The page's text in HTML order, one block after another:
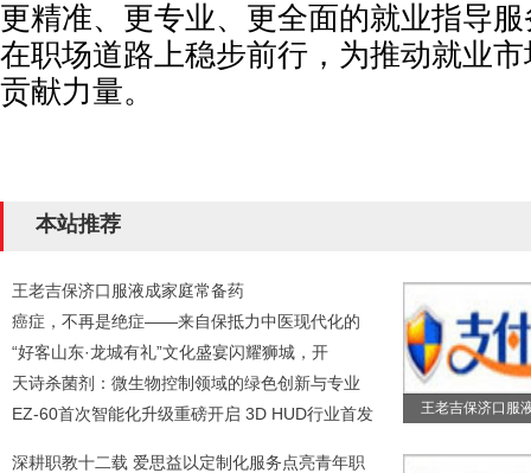
更精准、更专业、更全面的就业指导
在职场道路上稳步前行，为推动就业
贡献力量。
本站推荐
王老吉保济口服液成家庭常备药
癌症，不再是绝症——来自保抵力中医现代化的
“好客山东·龙城有礼”文化盛宴闪耀狮城，开
天诗杀菌剂：微生物控制领域的绿色创新与专业
EZ-60首次智能化升级重磅开启 3D HUD行业首发
深耕职教十二载 爱思益以定制化服务点亮青年职
王老吉保济口服